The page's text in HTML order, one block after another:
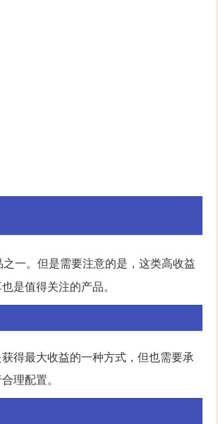
一。但是需要注意的是，这类高收益
是值得关注的产品。
得最大收益的一种方式，但也需要承
理配置。